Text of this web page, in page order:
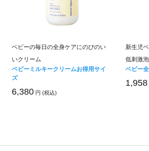
ベビーの毎日の全身ケアにのびのい
いクリーム
ベビーミルキークリームお得用サイ
ズ
6,380 円 (税込)
新生児
低刺激
ベビー
1,958